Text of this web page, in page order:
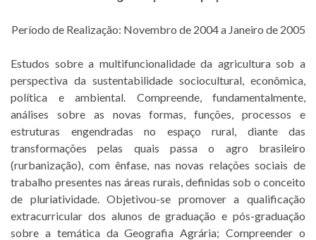
Período de Realização: Novembro de 2004 a Janeiro de 2005
Estudos sobre a multifuncionalidade da agricultura sob a
perspectiva da sustentabilidade sociocultural, econômica,
política e ambiental. Compreende, fundamentalmente,
análises sobre as novas formas, funções, processos e
estruturas engendradas no espaço rural, diante das
transformações pelas quais passa o agro brasileiro
(rurbanização), com ênfase, nas novas relações sociais de
trabalho presentes nas áreas rurais, definidas sob o conceito
de pluriatividade. Objetivou-se promover a qualificação
extracurricular dos alunos de graduação e pós-graduação
sobre a temática da Geografia Agrária; Compreender o